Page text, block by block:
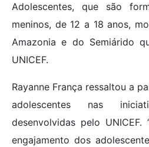
Adolescentes, que são
meninos, de 12 a 18 anos,
Amazonia e do Semiárido
UNICEF.
Rayanne França ressaltou a
adolescentes nas
desenvolvidas pelo
engajamento dos